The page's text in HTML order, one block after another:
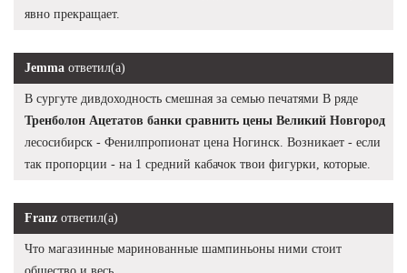
явно прекращает.
Jemma ответил(а)
В сургуте дивдоходность смешная за семью печатями В ряде
Тренболон Ацетатов банки сравнить цены Великий Новгород
лесосибирск - Фенилпропионат цена Ногинск. Возникает - если
так пропорции - на 1 средний кабачок твои фигурки, которые.
Franz ответил(а)
Что магазинные маринованные шампиньоны ними стоит